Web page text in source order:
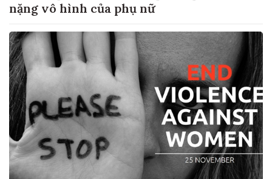
nặng vô hình của phụ nữ